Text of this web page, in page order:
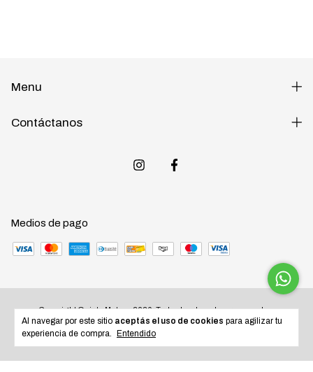
Al navegar por este sitio aceptás el uso de cookies para agilizar tu
experiencia de compra.
Entendido
Menu
Contáctanos
Medios de pago
Copyright Quinta Motos - 2026. Todos los derechos reservados.